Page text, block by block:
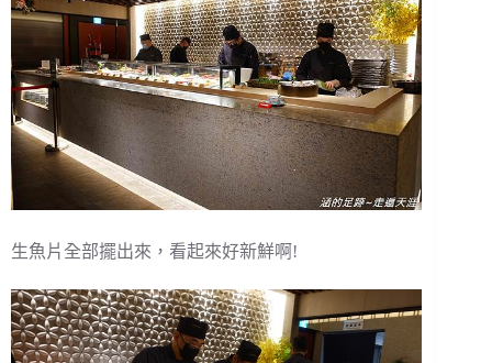
生魚片全部擺出來，看起來好新鮮啊!